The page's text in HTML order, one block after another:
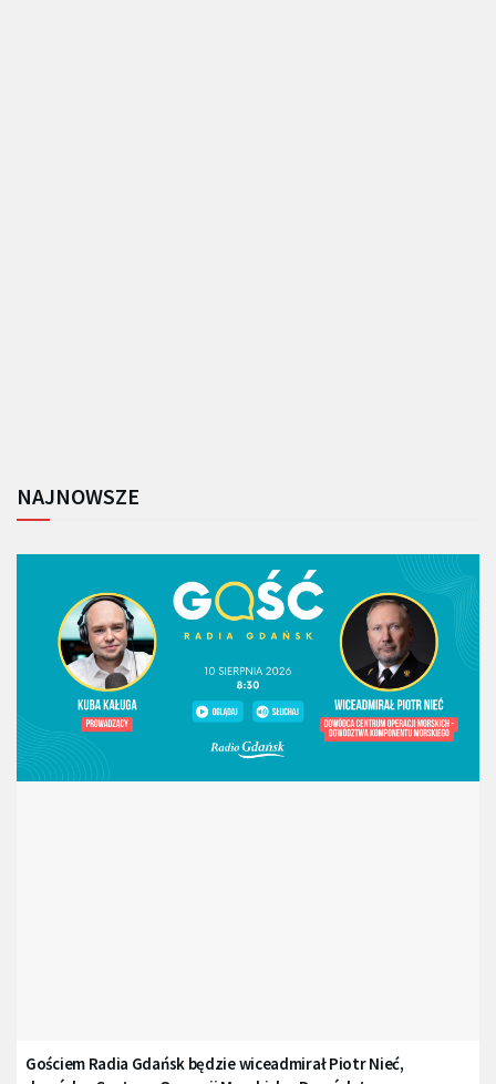
NAJNOWSZE
Gościem Radia Gdańsk będzie wiceadmirał Piotr Nieć,